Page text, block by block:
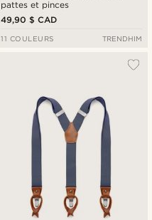
pattes et pinces
49,90 $ CAD
11 COULEURS TRENDHIM